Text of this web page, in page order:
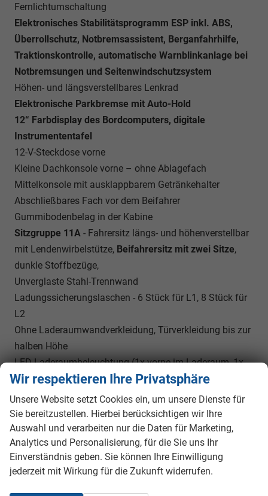
Fernlichtumschaltung
Elektronisches Stabilitätsprogramm ESP inkl. ABS,
Überrollschutz, Notbremsassistent, Berganfahrhilfe,
Traktionskontrolle, automatische Warnblinkanlage bei
Notbremsungen und Seitenwindschutzsystem
Höhen- und längsverstellbares Lenkrad
Elektronische Parkbremse mit Auto-Hold
12“ Farbdisplay des Bordcomputers, digitale
Instrumententafel
12-V-Steckdose vorne
Kleine Dachkonsole vorne – ohne Ablagefach
Mittelkonsole mit ausklappbarem Getränkehalter
Abschließbares Fach vor dem Beifahrer
Gummibodenbelag in der Kabine
Sitzgruppe 11A - Fahrersitz längs- und höhenverstellbar
mit Lendenwirbelstütze, Beifahrersitz mit zwei Sitze,
dunkle Stoffbezüge,
Unverglaste Stahl-Trennwand
Ladungssicherungslaschen - 6 Stück für L1, 8 Stück für
L2
Ohne Laderaumwandverkleidung, Türverkleidung bis zur
halben Höhe
LED-Laderaumbeleuchtung (1x vorne im Laderaum, 1x
hinten)
Niedriges Dach; maximale Tragfähigkeit 170 kg
Elektrisch beheizbare Windschutzscheibe
Automatische Scheibenwischer mitRegensensor,
Scheibenwaschwasseranzeige
Seitliche Schiebetür rechts
Flügeltüren hinten – bis zu 180° zu öffnen
Heckklappe ohne Fenster
Wir respektieren Ihre Privatsphäre
Unsere Website setzt Cookies ein, um unsere Dienste für
Sie bereitzustellen. Hierbei berücksichtigen wir Ihre
Auswahl und verarbeiten nur die Daten für Marketing,
Analytics und Personalisierung, für die Sie uns Ihr
Einverständnis geben. Sie können Ihre Einwilligung
jederzeit mit Wirkung für die Zukunft widerrufen.